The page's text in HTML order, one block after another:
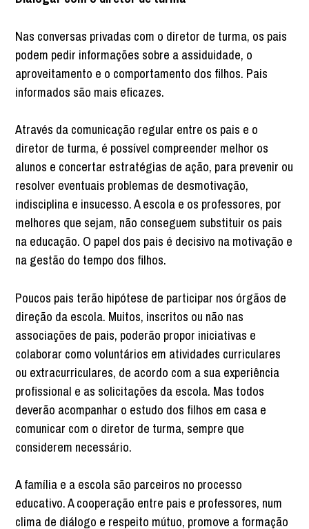
Nas conversas privadas com o diretor de turma, os pais
podem pedir informações sobre a assiduidade, o
aproveitamento e o comportamento dos filhos. Pais
informados são mais eficazes.
Através da comunicação regular entre os pais e o
diretor de turma, é possível compreender melhor os
alunos e concertar estratégias de ação, para prevenir ou
resolver eventuais problemas de desmotivação,
indisciplina e insucesso. A escola e os professores, por
melhores que sejam, não conseguem substituir os pais
na educação. O papel dos pais é decisivo na motivação e
na gestão do tempo dos filhos.
Poucos pais terão hipótese de participar nos órgãos de
direção da escola. Muitos, inscritos ou não nas
associações de pais, poderão propor iniciativas e
colaborar como voluntários em atividades curriculares
ou extracurriculares, de acordo com a sua experiência
profissional e as solicitações da escola. Mas todos
deverão acompanhar o estudo dos filhos em casa e
comunicar com o diretor de turma, sempre que
considerem necessário.
A família e a escola são parceiros no processo
educativo. A cooperação entre pais e professores, num
clima de diálogo e respeito mútuo, promove a formação